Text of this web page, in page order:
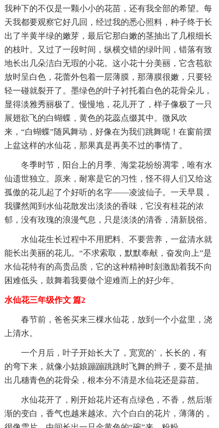
我种下的不仅是一颗小小的花苗，还有我全部的希望。每
天我都要观察它好几回，经过我的悉心照料，种子终于长
出了半黄半绿的嫩芽，最后它那白嫩的茎抽出了几根细长
的枝叶。又过了一段时间，纵横交错的绿叶间，错落有致
地长出几朵洁白无瑕的小花。这小花十分美丽，它含苞欲
放时呈白色，花蕾外包着一层薄膜，那薄膜很嫩，只要轻
轻一碰就裂开了。墨绿色的叶子衬托着白色的花骨朵儿，
显得淡雅秀丽极了。慢慢地，花儿开了，样子像极了一只
展翅欲飞的白蝴蝶，黄色的花蕊点缀其中。微风吹
来，“白蝴蝶”随风舞动，好像在为我们跳舞呢！在窗前摆
上盆这样的水仙花，那果真是再美不过的事情了。
冬季时节，阳台上的月季、海棠花纷纷凋零，唯有水
仙遗世独立。原来，耐寒是它的习性，怪不得人们又给这
孤傲的花儿起了个好听的名字——凌波仙子。一天早晨，
我骤然闻到水仙花散发出淡淡的香味，它没有桂花的浓
郁，没有玫瑰的浪漫气息，只是淡淡的清香，清新脱俗。
水仙花生长过程中不用肥料、不要营养，一盆清水就
能长出美丽的花儿。“不求索取，默默奉献，奋发向上”是
水仙花特有的高贵品质，它的这种精神时刻激励着我不向
困难低头，鼓舞着我要做个迎难而上的好少年。
水仙花三年级作文 篇2
春节前，爸爸买来三棵水仙花，放到一个小盆里，浇
上清水。
一个月后，叶子开始长大了，宽宽的`，长长的，有
的弯下来，就像小姑娘蹦蹦跳跳时飞舞的辫子，要不是抽
出几穗青色的花骨朵，根本分不清是水仙花还是蒜苗。
水仙花开了，刚开始花片还有点绿色，不香，然后渐
渐的变白，香气也越来越浓。六个白白的花片，薄薄的，